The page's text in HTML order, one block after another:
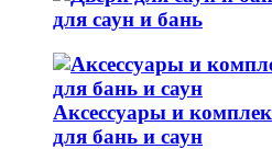
для саун и бань
Аксессуары и
для бань и саун